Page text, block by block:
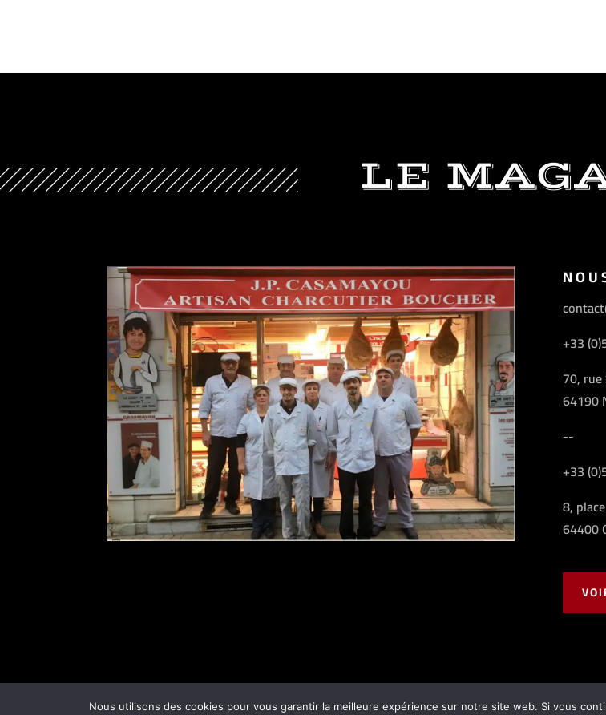
LE
+33
70,
64190
--
+33
8,
64400
Une réalisationTICsynergie| © Charcuterie Casamayou |Mentions légales|Conditions
Nous utilisons des cookies pour vous garantir la meilleure expérience sur notre site web. Si vous